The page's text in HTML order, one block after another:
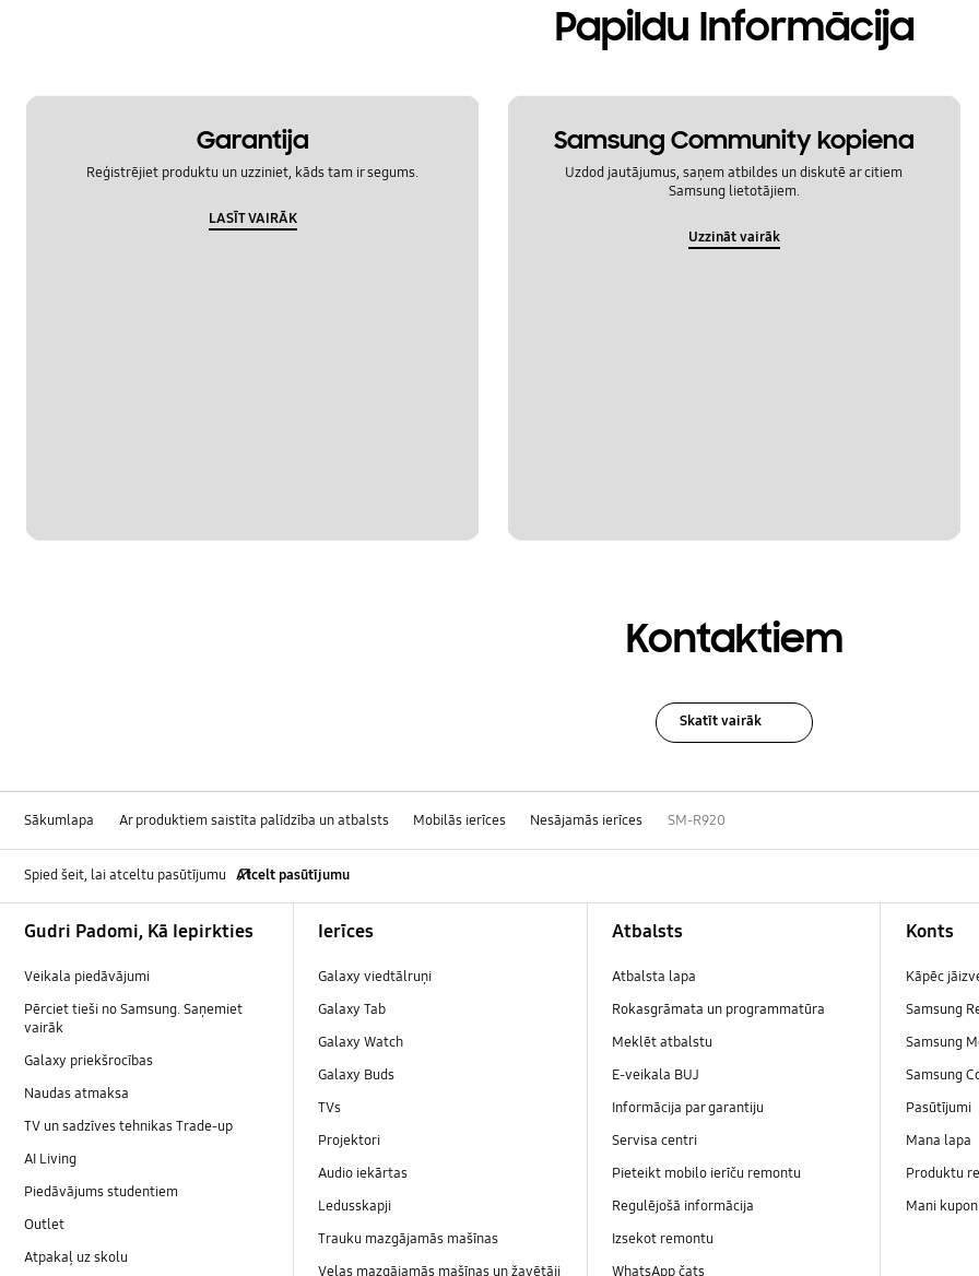
Papildu Informācija
Garantija
Reģistrējiet produktu un uzziniet, kāds tam ir segums.
LASĪT VAIRĀK
Samsung Community kopiena
Uzdod jautājumus, saņem atbildes un diskutē ar citiem
Samsung lietotājiem.
Uzzināt vairāk
Kontaktiem
Skatīt vairāk
Sākumlapa Ar produktiem saistīta palīdzība un atbalsts Mobilās ierīces Nesājamās ierīces SM-R920
Spied šeit, lai atceltu pasūtījumu Atcelt pasūtījumu
Gudri Padomi, Kā Iepirkties
Veikala piedāvājumi
Pērciet tieši no Samsung. Saņemiet
vairāk
Galaxy priekšrocības
Naudas atmaksa
TV un sadzīves tehnikas Trade-up
AI Living
Piedāvājums studentiem
Outlet
Atpakaļ uz skolu
Ierīces
Galaxy viedtālruņi
Galaxy Tab
Galaxy Watch
Galaxy Buds
TVs
Projektori
Audio iekārtas
Ledusskapji
Trauku mazgājamās mašīnas
Veļas mazgājamās mašīnas un žavētāji
Atbalsts
Atbalsta lapa
Rokasgrāmata un programmatūra
Meklēt atbalstu
E-veikala BUJ
Informācija par garantiju
Servisa centri
Pieteikt mobilo ierīču remontu
Regulējošā informācija
Izsekot remontu
WhatsApp čats
Konts
Kāpēc
Samsung
Samsung
Samsung
Pasūtījumi
Mana lapa
Produktu
Mani